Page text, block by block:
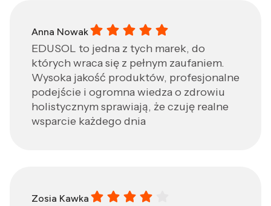
Anna Nowak
Anna Nowak gave a rating of: 5
EDUSOL to jedna z tych marek, do
których wraca się z pełnym zaufaniem.
Wysoka jakość produktów, profesjonalne
podejście i ogromna wiedza o zdrowiu
holistycznym sprawiają, że czuję realne
wsparcie każdego dnia
Zosia Kawka
Zosia Kawka gave a rating of: 4